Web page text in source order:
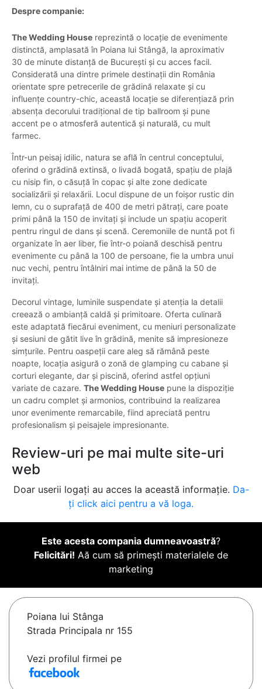
Despre companie:
The Wedding House reprezintă o locație de evenimente
distinctă, amplasată în Poiana lui Stângă, la aproximativ
30 de minute distanță de București și cu acces facil.
Considerată una dintre primele destinații din România
orientate spre petrecerile de grădină relaxate și cu
influențe country-chic, această locație se diferențiază prin
absența decorului tradițional de tip ballroom și pune
accent pe o atmosferă autentică și naturală, cu mult
farmec.
Într-un peisaj idilic, natura se află în centrul conceptului,
oferind o grădină extinsă, o livadă bogată, spațiu de plajă
cu nisip fin, o căsuță în copac și alte zone dedicate
socializării și relaxării. Locul dispune de un foișor rustic din
lemn, cu o suprafață de 400 de metri pătrați, care poate
primi până la 150 de invitați și include un spațiu acoperit
pentru ringul de dans și scenă. Ceremoniile de nuntă pot fi
organizate în aer liber, fie într-o poiană deschisă pentru
evenimente cu până la 100 de persoane, fie la umbra unui
nuc vechi, pentru întâlniri mai intime de până la 50 de
invitați.
Decorul vintage, luminile suspendate și atenția la detalii
creează o ambianță caldă și primitoare. Oferta culinară
este adaptată fiecărui eveniment, cu meniuri personalizate
și sesiuni de gătit live în grădină, menite să impresioneze
simțurile. Pentru oaspeții care aleg să rămână peste
noapte, locația asigură o zonă de glamping cu cabane și
corturi elegante, dar și piscină, oferind astfel opțiuni
variate de cazare. The Wedding House pune la dispoziție
un cadru complet și armonios, contribuind la realizarea
unor evenimente remarcabile, fiind apreciată pentru
profesionalism și peisajele impresionante.
Review-uri pe mai multe site-uri
web
Doar userii logați au acces la această informație. Da-
ți click aici pentru a vă loga.
Este acesta compania dumneavoastră?
Felicitări! Aă cum să primești materialele de
marketing
Poiana lui Stânga
Strada Principala nr 155
Vezi profilul firmei pe